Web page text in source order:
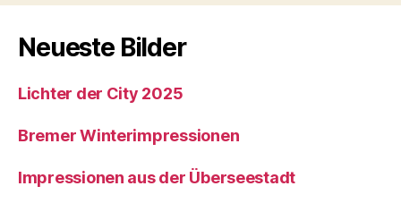
Neueste Bilder
Lichter der City 2025
Bremer Winterimpressionen
Impressionen aus der Überseestadt